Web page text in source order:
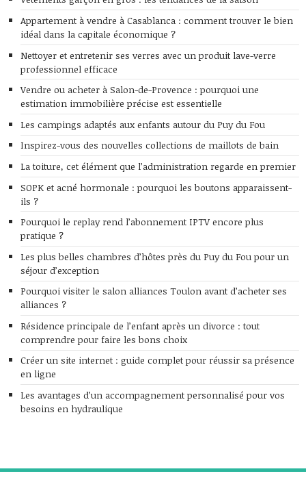
Appartement à vendre à Casablanca : comment trouver le bien
idéal dans la capitale économique ?
Nettoyer et entretenir ses verres avec un produit lave-verre
professionnel efficace
Vendre ou acheter à Salon-de-Provence : pourquoi une
estimation immobilière précise est essentielle
Les campings adaptés aux enfants autour du Puy du Fou
Inspirez-vous des nouvelles collections de maillots de bain
La toiture, cet élément que l’administration regarde en premier
SOPK et acné hormonale : pourquoi les boutons apparaissent-
ils ?
Pourquoi le replay rend l’abonnement IPTV encore plus
pratique ?
Les plus belles chambres d’hôtes près du Puy du Fou pour un
séjour d’exception
Pourquoi visiter le salon alliances Toulon avant d’acheter ses
alliances ?
Résidence principale de l’enfant après un divorce : tout
comprendre pour faire les bons choix
Créer un site internet : guide complet pour réussir sa présence
en ligne
Les avantages d’un accompagnement personnalisé pour vos
besoins en hydraulique